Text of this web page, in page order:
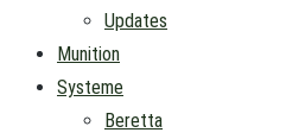
Updates
Munition
Systeme
Beretta